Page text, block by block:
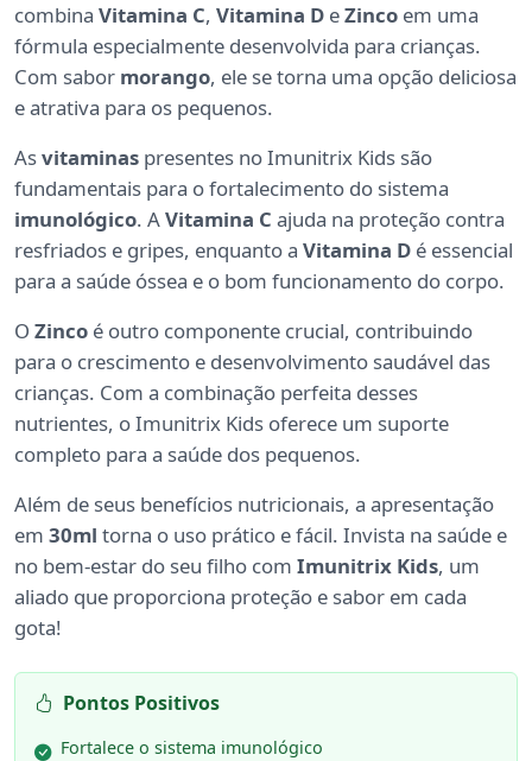
combina Vitamina C, Vitamina D eZinco em uma
fórmula especialmente desenvolvida para crianças.
Com sabor morango, ele se torna uma opção deliciosa
e atrativa para os pequenos.
Asvitaminas presentes no Imunitrix Kids são
fundamentais para o fortalecimento do sistema
imunológico. AVitamina C ajuda na proteção contra
resfriados e gripes, enquanto a Vitamina D é essencial
para a saúde óssea e o bom funcionamento do corpo.
O Zinco é outro componente crucial, contribuindo
para o crescimento e desenvolvimento saudável das
crianças. Com a combinação perfeita desses
nutrientes, o Imunitrix Kids oferece um suporte
completo para a saúde dos pequenos.
Além de seus benefícios nutricionais, a apresentação
em 30ml torna o uso prático e fácil. Invista na saúde e
no bem-estar do seu filho com Imunitrix Kids, um
aliado que proporciona proteção e sabor em cada
gota!
Pontos Positivos
Fortalece o sistema imunológico